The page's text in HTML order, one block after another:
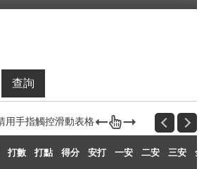
打數 打點 得分 安打 一安 二安 三安